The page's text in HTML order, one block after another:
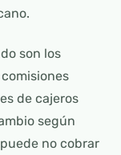
son los
de cajeros
según
no cobrar